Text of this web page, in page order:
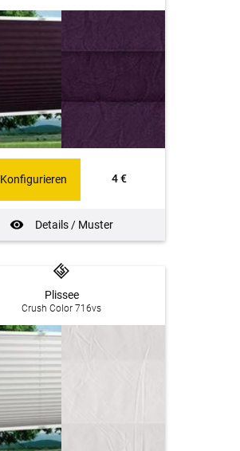
4 €
Details / Muster
Konfigurieren
Plissee
Crush Color 716vs